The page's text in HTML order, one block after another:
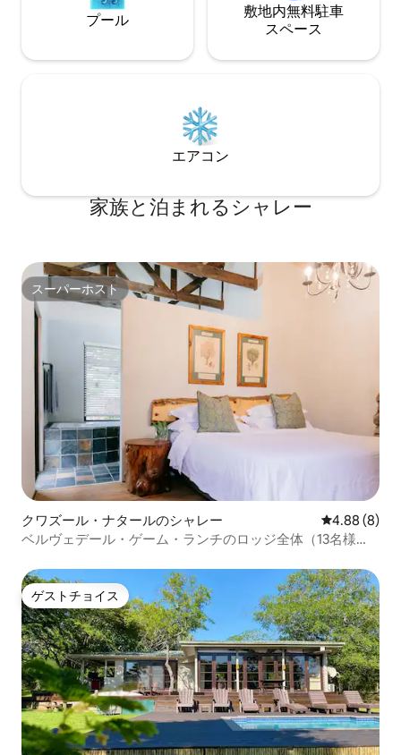
プール
敷地内無料駐⁠車
ス⁠ペ⁠ー⁠ス
エアコン
家族と泊まれるシャレー
スーパーホスト
スーパーホスト
クワズール・ナタールのシャレー レビュー8件
4.88 (8)
ベルヴェデール・ゲーム・ランチのロッジ全体（13名様
ゲストチョイス
ゲストチョイス